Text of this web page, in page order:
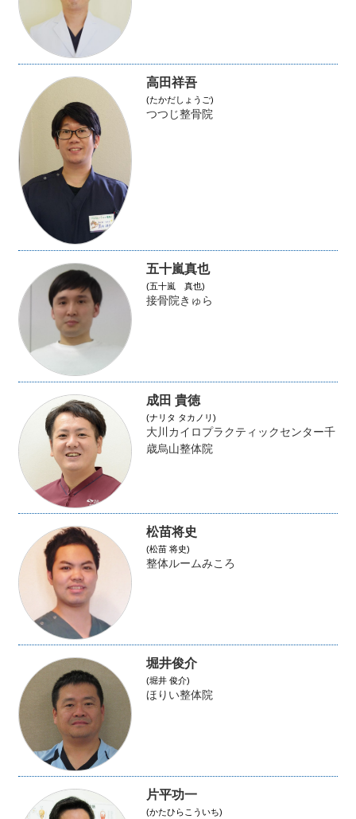
高田祥吾
(たかだしょうご)
つつじ整骨院
五十嵐真也
(五十嵐 真也)
接骨院きゅら
成田 貴徳
(ナリタ タカノリ)
大川カイロプラクティックセンター千
歳烏山整体院
松苗将史
(松苗 将史)
整体ルームみころ
堀井俊介
(堀井 俊介)
ほりい整体院
片平功一
(かたひらこういち)